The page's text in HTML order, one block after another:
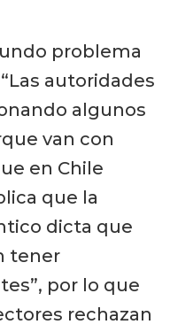
problema
autoridades
algunos
van con
en Chile
que la
dicta que
tener
por lo que
rechazan